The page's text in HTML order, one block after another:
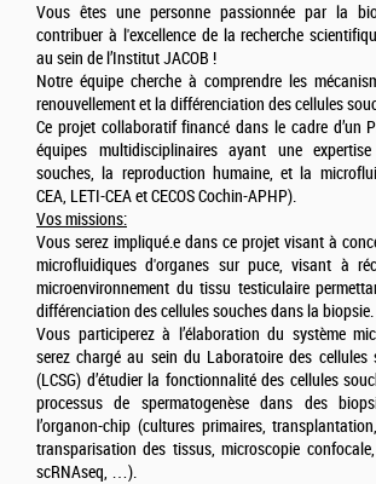
Vous êtes une personne passionnée par la
contribuer à l'excellence de la recherche
au sein de l’Institut JACOB !
Notre équipe cherche à comprendre les
renouvellement et la différenciation des cellules
Ce projet collaboratif financé dans le cadre d’un
équipes multidisciplinaires ayant une
souches, la reproduction humaine, et la
CEA, LETI-CEA et CECOS Cochin-APHP).
Vos missions:
Vous serez impliqué.e dans ce projet visant à
microfluidiques d'organes sur puce, visant à
microenvironnement du tissu testiculaire
différenciation des cellules souches dans la biopsie.
Vous participerez à l’élaboration du système
serez chargé au sein du Laboratoire des cellules
(LCSG) d’étudier la fonctionnalité des cellules
processus de spermatogenèse dans des
l’organon-chip (cultures primaires,
transparisation des tissus, microscopie
scRNAseq, …).